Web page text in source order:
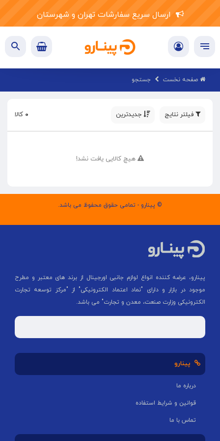
ارسال سریع سفارشات تهران و شهرستان
صفحه نخست جستجو
فیلتر نتایج جدیدترین ۰ کالا
هیچ کالایی یافت نشد!
© پینارو - تمامی حقوق محفوظ می باشد.
پینارو، عرضه کننده انواع لوازم جانبی اورجینال از برند های معتبر و مطرح
موجود در بازار و دارای "نماد اعتماد الکترونیکی" از "مركز توسعه تجارت
الكترونیكی وزارت صنعت، معدن و تجارت" می باشد.
پینارو
درباره ما
قوانین و شرایط استفاده
تماس با ما